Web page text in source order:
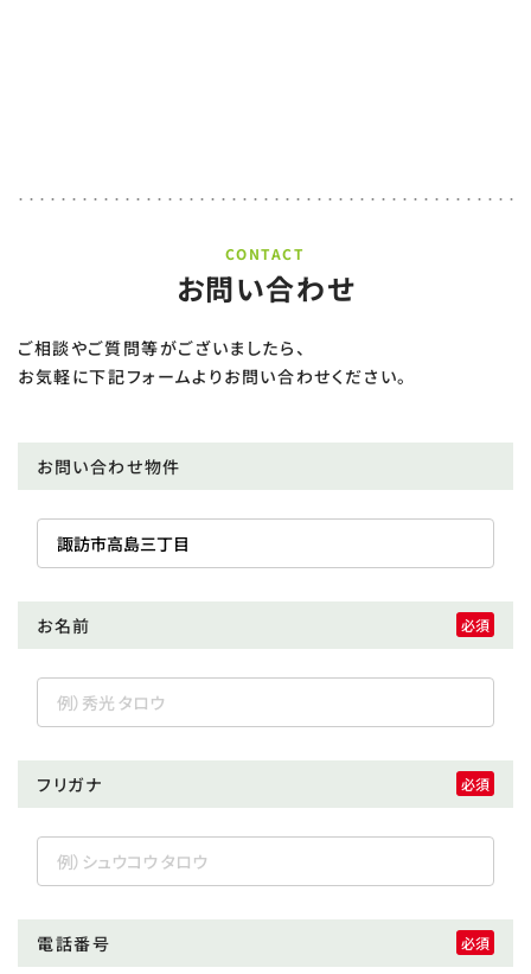
CONTACT
お問い合わせ
ご相談やご質問等がございましたら、
お気軽に下記フォームよりお問い合わせください。
お問い合わせ物件
お名前
フリガナ
電話番号